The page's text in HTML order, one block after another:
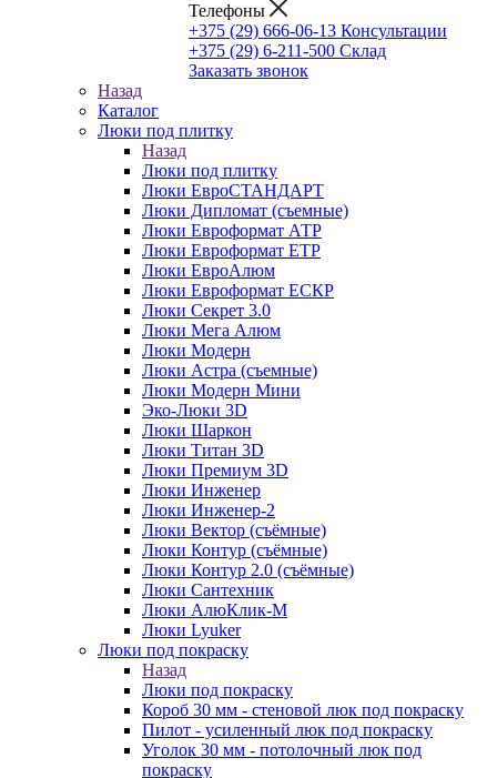
Телефоны
+375 (29) 666-06-13 Консультации
+375 (29) 6-211-500 Склад
Заказать звонок
Назад
Каталог
Люки под плитку
Назад
Люки под плитку
Люки ЕвроСТАНДАРТ
Люки Дипломат (съемные)
Люки Евроформат АТР
Люки Евроформат ЕТР
Люки ЕвроАлюм
Люки Евроформат ЕСКР
Люки Секрет 3.0
Люки Мега Алюм
Люки Модерн
Люки Астра (съемные)
Люки Модерн Мини
Эко-Люки 3D
Люки Шаркон
Люки Титан 3D
Люки Премиум 3D
Люки Инженер
Люки Инженер-2
Люки Вектор (съёмные)
Люки Контур (съёмные)
Люки Контур 2.0 (съёмные)
Люки Сантехник
Люки АлюКлик-М
Люки Lyuker
Люки под покраску
Назад
Люки под покраску
Короб 30 мм - стеновой люк под покраску
Пилот - усиленный люк под покраску
Уголок 30 мм - потолочный люк под
покраску